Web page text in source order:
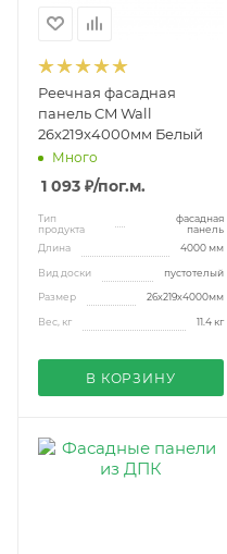
Реечная фасадная
панель CM Wall
26x219x4000мм Белый
Много
1 093 ₽/пог.м.
Тип
продукта
фасадная
панель
Длина
4000 мм
Вид доски пустотелый
Размер 26x219x4000мм
Вес, кг 11.4 кг
В КОРЗИНУ